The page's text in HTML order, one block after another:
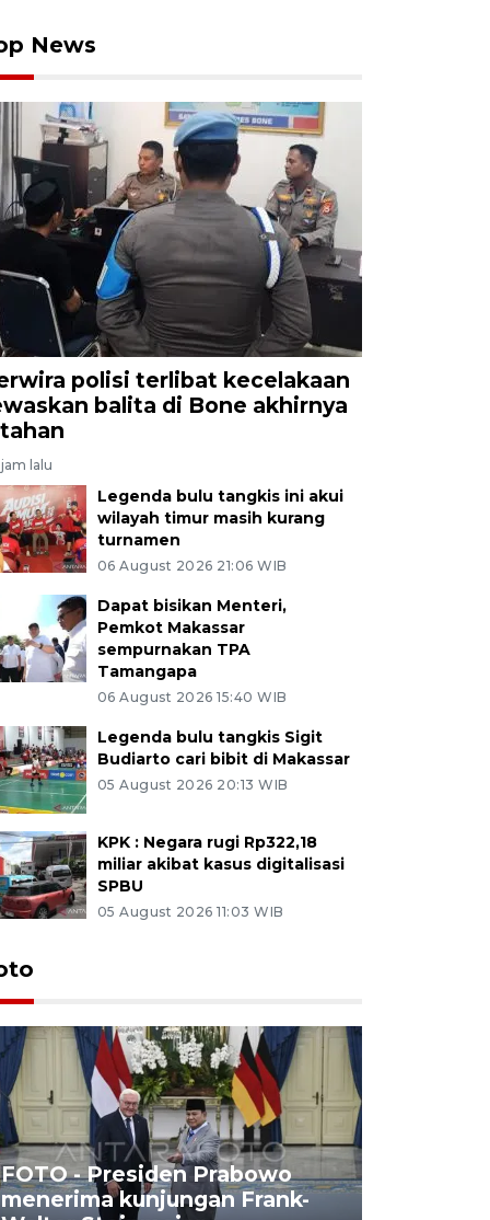
News
polisi terlibat kecelakaan
balita di Bone akhirnya
lalu
Legenda bulu tangkis ini akui
wilayah timur masih kurang
turnamen
06 August 2026 21:06 WIB
Dapat bisikan Menteri,
Pemkot Makassar
sempurnakan TPA
Tamangapa
06 August 2026 15:40 WIB
Legenda bulu tangkis Sigit
Budiarto cari bibit di Makassar
05 August 2026 20:13 WIB
KPK : Negara rugi Rp322,18
miliar akibat kasus digitalisasi
SPBU
05 August 2026 11:03 WIB
FOTO - Presiden Prabowo
menerima kunjungan Frank-